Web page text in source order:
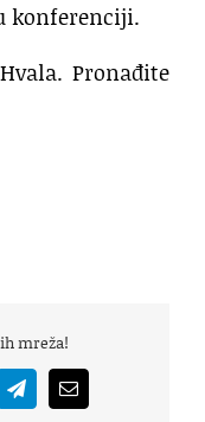
konferenciji.
Hvala. Pronađite
mreža!
TelegramEmail